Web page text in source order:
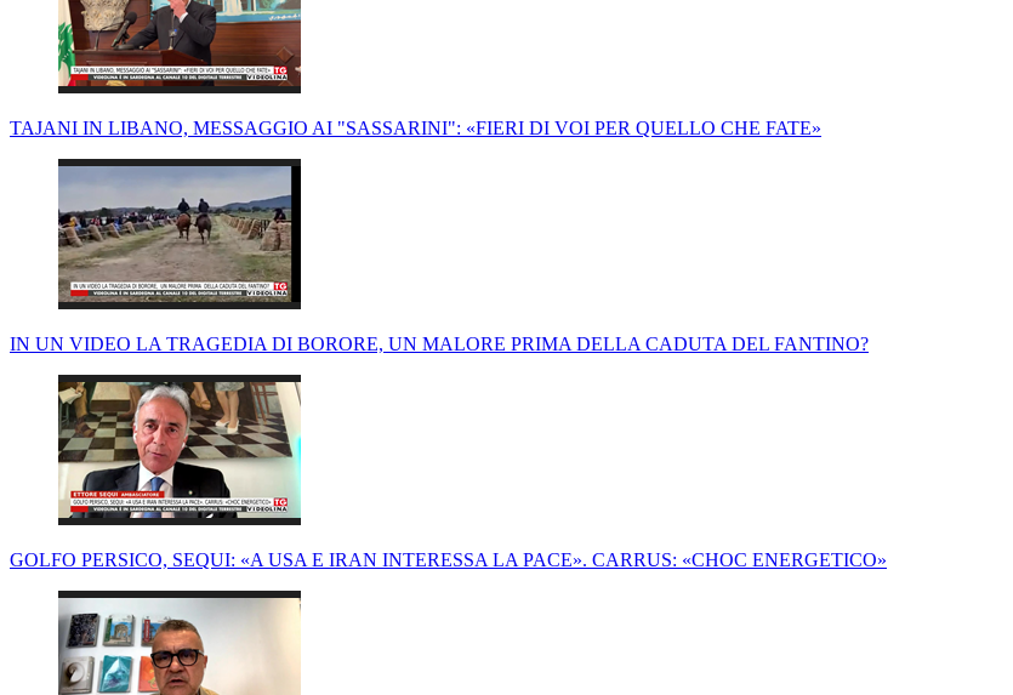
TAJANI IN LIBANO, MESSAGGIO AI "SASSARINI": «FIERI DI VOI PER QUELLO CHE FATE»
IN UN VIDEO LA TRAGEDIA DI BORORE, UN MALORE PRIMA DELLA CADUTA DEL FANTINO?
GOLFO PERSICO, SEQUI: «A USA E IRAN INTERESSA LA PACE». CARRUS: «CHOC ENERGETICO»